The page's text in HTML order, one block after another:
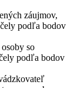
záujmov,
podľa bodov
so
podľa bodov